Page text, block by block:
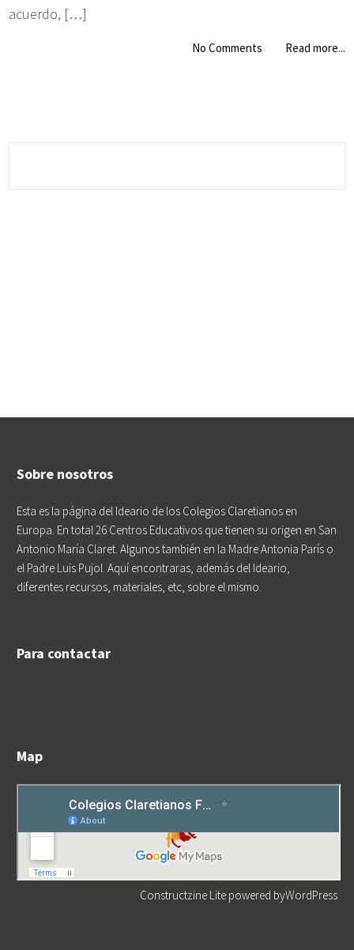
acuerdo, […]
No Comments Read more...
Sobre nosotros
Esta es la página del Ideario de los Colegios Claretianos en
Europa. En total 26 Centros Educativos que tienen su origen en San
Antonio María Claret. Algunos también en la Madre Antonia París o
el Padre Luis Pujol. Aquí encontraras, además del Ideario,
diferentes recursos, materiales, etc, sobre el mismo.
Para contactar
Map
Constructzine Lite powered byWordPress